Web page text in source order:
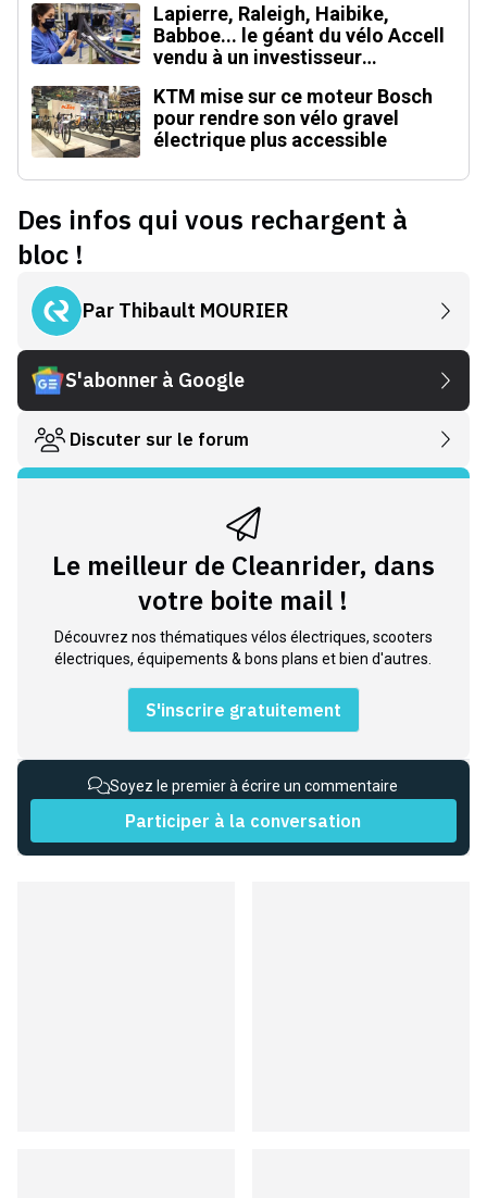
Lapierre, Raleigh, Haibike,
Babboe... le géant du vélo Accell
vendu à un investisseur
KTM mise sur ce moteur Bosch
pour rendre son vélo gravel
électrique plus accessible
Des infos qui vous rechargent à
bloc !
Par Thibault MOURIER
S'abonner à Google
Discuter sur le forum
Le meilleur de Cleanrider, dans
votre boite mail !
Découvrez nos thématiques vélos électriques, scooters
électriques, équipements & bons plans et bien d'autres.
S'inscrire gratuitement
Soyez le premier à écrire un commentaire
Participer à la conversation